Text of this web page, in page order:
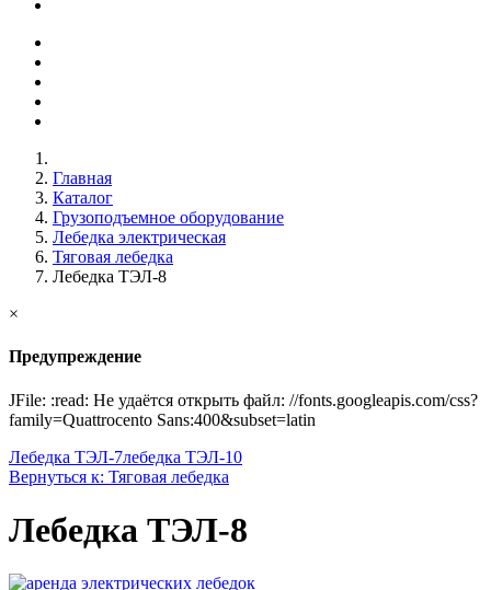
Главная
Каталог
Грузоподъемное оборудование
Лебедка электрическая
Тяговая лебедка
Лебедка ТЭЛ-8
×
Предупреждение
JFile: :read: Не удаётся открыть файл: //fonts.googleapis.com/css?
family=Quattrocento Sans:400&subset=latin
Лебедка ТЭЛ-7лебедка ТЭЛ-10
Вернуться к: Тяговая лебедка
Лебедка ТЭЛ-8